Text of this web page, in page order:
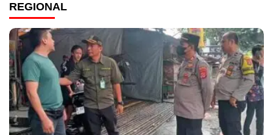
REGIONAL